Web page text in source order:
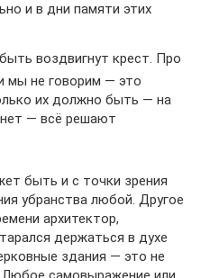
и в дни памяти этих
воздвигнут крест. Про
мы не говорим — это
их должно быть — на
нет — всё решают
быть и с точки зрения
убранства любой. Другое
архитектор,
держаться в духе
здания — это не